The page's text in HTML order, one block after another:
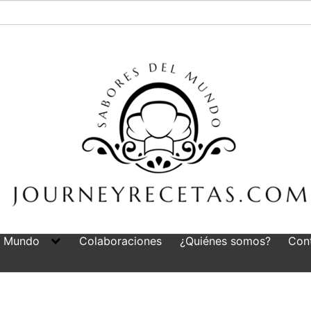
Colaboraciones ¿Quiénes somos?